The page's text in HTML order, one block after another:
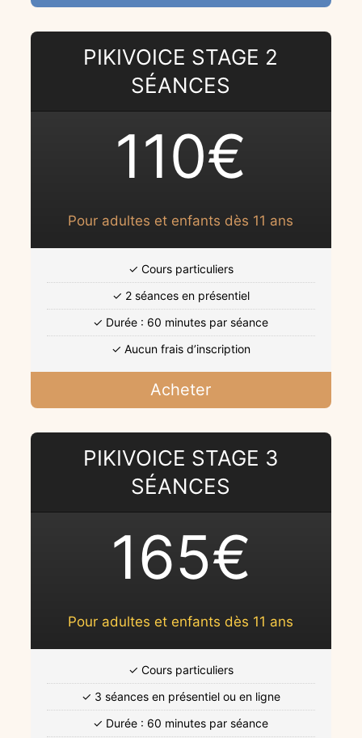
PIKIVOICE STAGE 2
SÉANCES
110€
Pour adultes et enfants dès 11 ans
✓ Cours particuliers
✓ 2 séances en présentiel
✓ Durée : 60 minutes par séance
✓ Aucun frais d’inscription
Acheter
PIKIVOICE STAGE 3
SÉANCES
165€
Pour adultes et enfants dès 11 ans
✓ Cours particuliers
✓ 3 séances en présentiel ou en ligne
✓ Durée : 60 minutes par séance